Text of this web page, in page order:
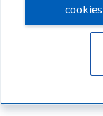
cookies